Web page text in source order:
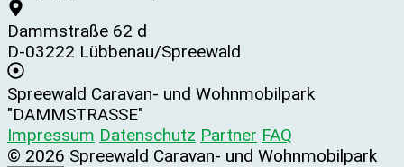
Dammstraße 62 d
D-03222 Lübbenau/Spreewald
Spreewald Caravan- und Wohnmobilpark
"DAMMSTRASSE"
Impressum Datenschutz Partner FAQ
© 2026 Spreewald Caravan- und Wohnmobilpark